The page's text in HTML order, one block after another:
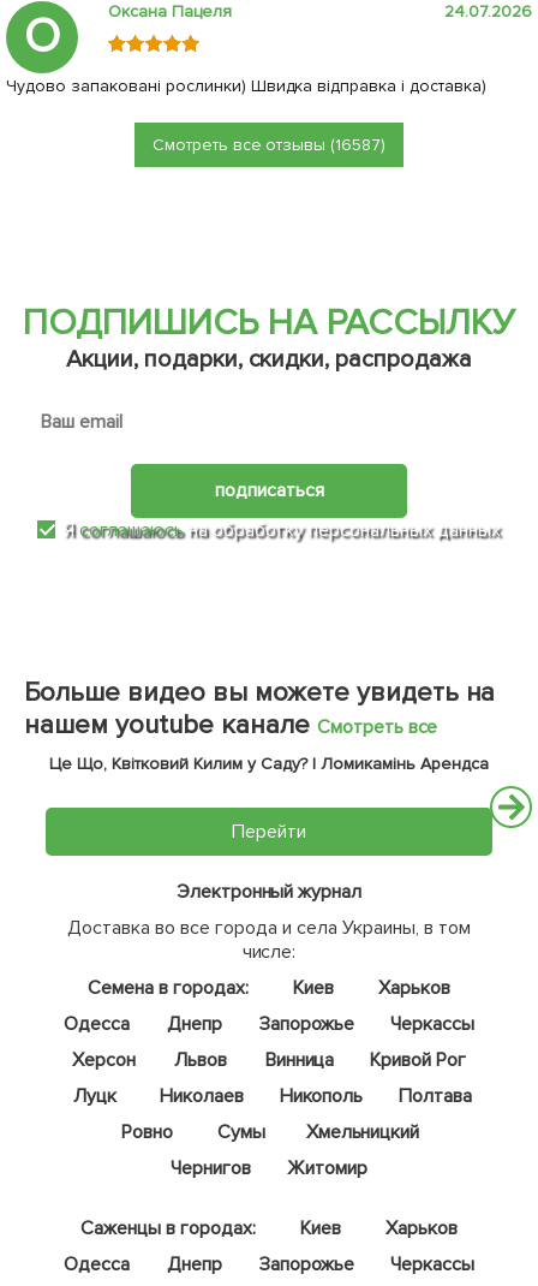
О Оксана Пацеля 24.07.2026
Чудово запаковані рослинки) Швидка відправка і доставка)
Смотреть все отзывы (16587)
ПОДПИШИСЬ НА РАССЫЛКУ
Акции, подарки, скидки, распродажа
подписаться
Ясоглашаюсьна обработку персональных данных
Больше видео вы можете увидеть на
нашем youtube канале Смотреть все
Це Що, Квітковий Килим у Саду? | Ломикамінь Арендса
Перейти
Электронный журнал
Доставка во все города и села Украины, в том
числе:
Семена в городах:
Киев
Харьков
Одесса
Днепр Запорожье
Черкассы
Херсон
Львов Винница
Кривой Рог
Луцк
Николаев Никополь
Полтава
Ровно
Сумы
Хмельницкий
Чернигов
Житомир
Саженцы в городах: Киев
Харьков
Одесса
Днепр Запорожье
Черкассы